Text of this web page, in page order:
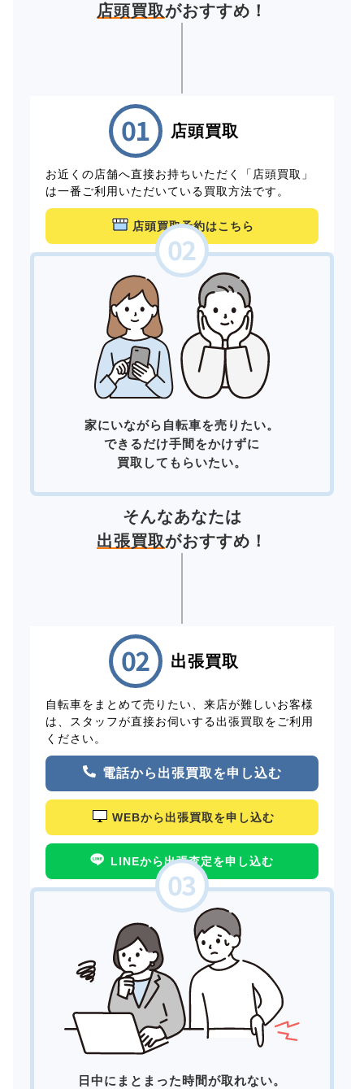
店頭買取がおすすめ！
店頭買取
お近くの店舗へ直接お持ちいただく「店頭買取」
は一番ご利用いただいている買取方法です。
店頭買取予約はこちら
家にいながら自転車を売りたい。
できるだけ手間をかけずに
買取してもらいたい。
そんなあなたは
出張買取がおすすめ！
出張買取
自転車をまとめて売りたい、来店が難しいお客様
は、スタッフが直接お伺いする出張買取をご利用
ください。
電話から出張買取を申し込む
WEBから出張買取を申し込む
LINEから出張査定を申し込む
日中にまとまった時間が取れない。